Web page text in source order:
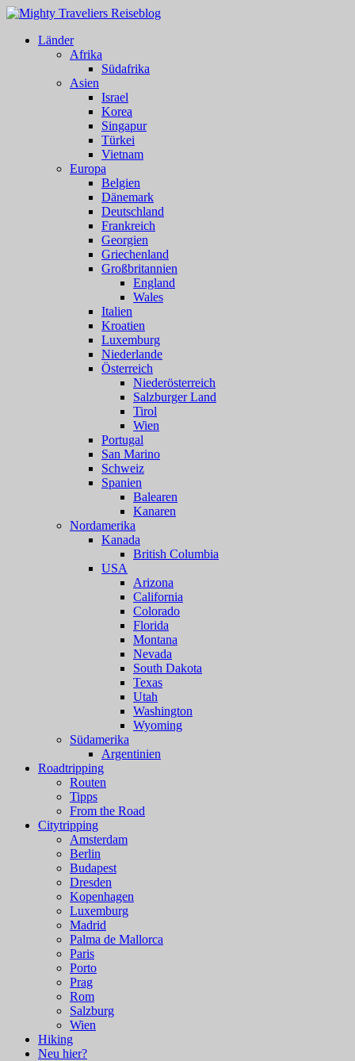
Länder
Afrika
Südafrika
Asien
Israel
Korea
Singapur
Türkei
Vietnam
Europa
Belgien
Dänemark
Deutschland
Frankreich
Georgien
Griechenland
Großbritannien
England
Wales
Italien
Kroatien
Luxemburg
Niederlande
Österreich
Niederösterreich
Salzburger Land
Tirol
Wien
Portugal
San Marino
Schweiz
Spanien
Balearen
Kanaren
Nordamerika
Kanada
British Columbia
USA
Arizona
California
Colorado
Florida
Montana
Nevada
South Dakota
Texas
Utah
Washington
Wyoming
Südamerika
Argentinien
Roadtripping
Routen
Tipps
From the Road
Citytripping
Amsterdam
Berlin
Budapest
Dresden
Kopenhagen
Luxemburg
Madrid
Palma de Mallorca
Paris
Porto
Prag
Rom
Salzburg
Wien
Hiking
Neu hier?